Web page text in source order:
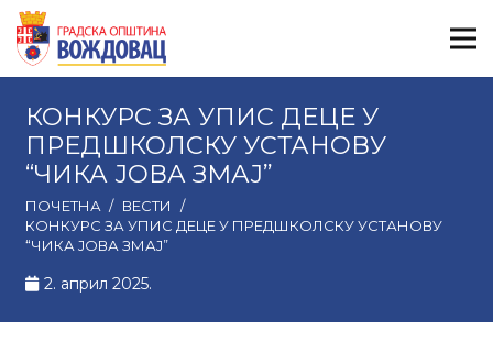
КОНКУРС ЗА УПИС ДЕЦЕ У
ПРЕДШКОЛСКУ УСТАНОВУ
“ЧИКА ЈОВА ЗМАЈ”
ПОЧЕТНА / ВЕСТИ
/
КОНКУРС ЗА УПИС ДЕЦЕ У ПРЕДШКОЛСКУ УСТАНОВУ
“ЧИКА ЈОВА ЗМАЈ”
2. април 2025.